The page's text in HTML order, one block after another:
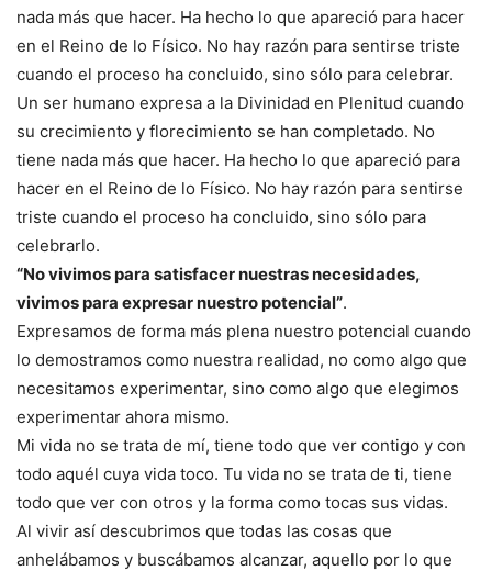
nada más que hacer. Ha hecho lo que apareció para hacer
en el Reino de lo Físico. No hay razón para sentirse triste
cuando el proceso ha concluido, sino sólo para celebrar.
Un ser humano expresa a la Divinidad en Plenitud cuando
su crecimiento y florecimiento se han completado. No
tiene nada más que hacer. Ha hecho lo que apareció para
hacer en el Reino de lo Físico. No hay razón para sentirse
triste cuando el proceso ha concluido, sino sólo para
celebrarlo.
“No vivimos para satisfacer nuestras necesidades,
vivimos para expresar nuestro potencial”.
Expresamos de forma más plena nuestro potencial cuando
lo demostramos como nuestra realidad, no como algo que
necesitamos experimentar, sino como algo que elegimos
experimentar ahora mismo.
Mi vida no se trata de mí, tiene todo que ver contigo y con
todo aquél cuya vida toco. Tu vida no se trata de ti, tiene
todo que ver con otros y la forma como tocas sus vidas.
Al vivir así descubrimos que todas las cosas que
anhelábamos y buscábamos alcanzar, aquello por lo que